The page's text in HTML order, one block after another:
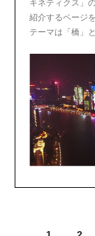
キネティクス」
紹介するページ
テーマは「橋」